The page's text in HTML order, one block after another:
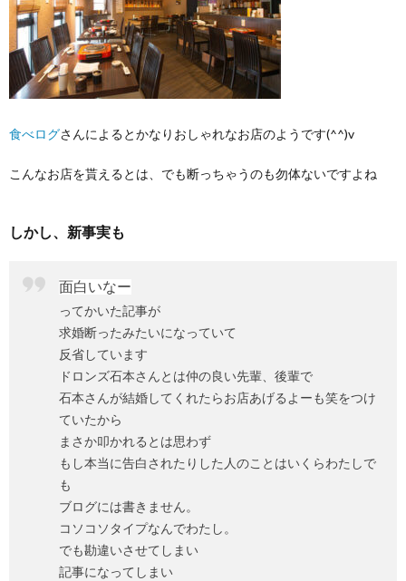
食べログさんによるとかなりおしゃれなお店のようです(^^)v
こんなお店を貰えるとは、でも断っちゃうのも勿体ないですよね
しかし、新事実も
面白いなー
ってかいた記事が
求婚断ったみたいになっていて
反省しています
ドロンズ石本さんとは仲の良い先輩、後輩で
石本さんが結婚してくれたらお店あげるよーも笑をつけ
ていたから
まさか叩かれるとは思わず
もし本当に告白されたりした人のことはいくらわたしで
も
ブログには書きません。
コソコソタイプなんでわたし。
でも勘違いさせてしまい
記事になってしまい